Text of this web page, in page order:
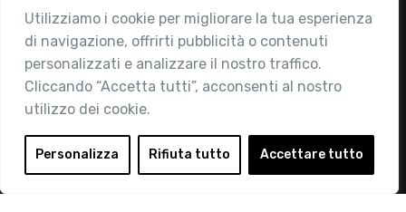
Utilizziamo i cookie per migliorare la tua esperienza
di navigazione, offrirti pubblicità o contenuti
personalizzati e analizzare il nostro traffico.
Cliccando “Accetta tutti”, acconsenti al nostro
utilizzo dei cookie.
Personalizza Rifiuta tutto Accettare tutto
Chi siamo
Attività
Contatti
Area Riservata
Login
Diventa Socio